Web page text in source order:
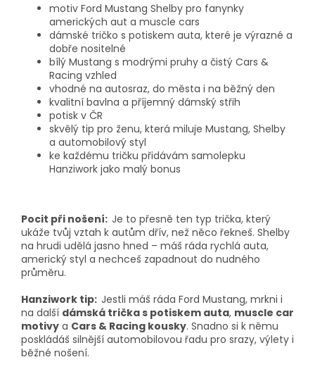
motiv Ford Mustang Shelby pro fanynky
amerických aut a muscle cars
dámské tričko s potiskem auta, které je výrazné a
dobře nositelné
bílý Mustang s modrými pruhy a čistý Cars &
Racing vzhled
vhodné na autosraz, do města i na běžný den
kvalitní bavlna a příjemný dámský střih
potisk v ČR
skvělý tip pro ženu, která miluje Mustang, Shelby
a automobilový styl
ke každému tričku přidávám samolepku
Hanziwork jako malý bonus
Pocit při nošení: Je to přesně ten typ trička, který
ukáže tvůj vztah k autům dřív, než něco řekneš. Shelby
na hrudi udělá jasno hned – máš ráda rychlá auta,
americký styl a nechceš zapadnout do nudného
průměru.
Hanziwork tip: Jestli máš ráda Ford Mustang, mrkni i
na další dámská trička s potiskem auta, muscle car
motivy a Cars & Racing kousky. Snadno si k němu
poskládáš silnější automobilovou řadu pro srazy, výlety i
běžné nošení.